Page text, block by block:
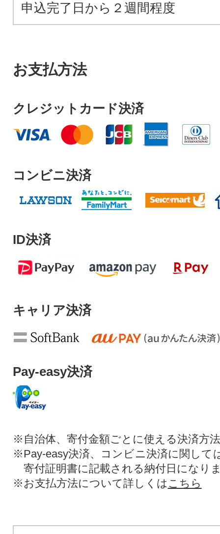
申込完了日から２週間程度
お支払方法
クレジットカード決済
コンビニ決済
ID決済
キャリア決済
Pay-easy決済
※自治体、寄付金額ごとに使える決済方
※Pay-easy決済、コンビニ決済に関して
寄付証明書に記載される納付日になり
※お支払方法について詳しくは こちら